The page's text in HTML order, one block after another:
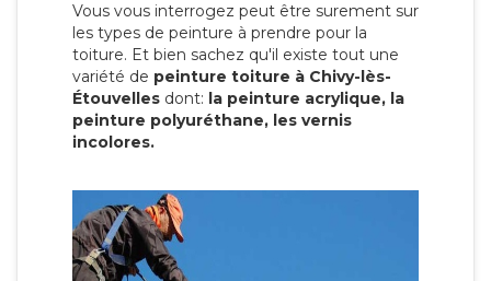
Vous vous interrogez peut être surement sur
les types de peinture à prendre pour la
toiture. Et bien sachez qu'il existe tout une
variété de peinture toiture à Chivy-lès-
Étouvelles dont: la peinture acrylique, la
peinture polyuréthane, les vernis
incolores.